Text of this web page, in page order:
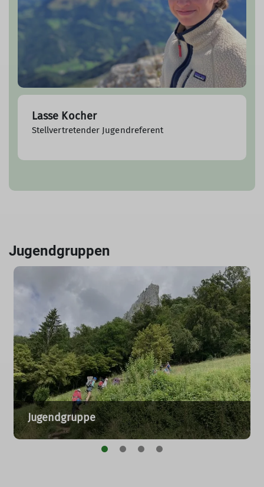
Lasse Kocher
Stellvertretender Jugendreferent
Jugendgruppen
Jugendgruppe